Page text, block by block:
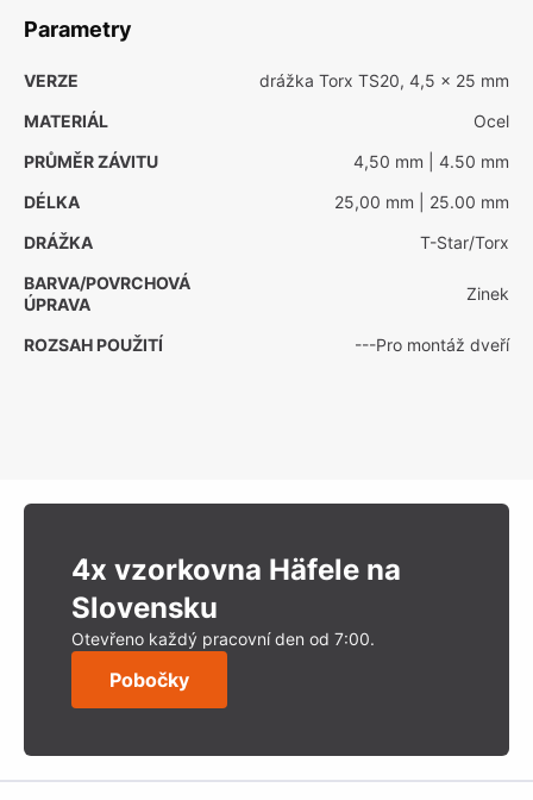
Parametry
VERZE
drážka Torx TS20, 4,5 x 25 mm
MATERIÁL
Ocel
PRŮMĚR ZÁVITU
4,50 mm | 4.50 mm
DÉLKA
25,00 mm | 25.00 mm
DRÁŽKA
T-Star/Torx
BARVA/POVRCHOVÁ
ÚPRAVA
Zinek
ROZSAH POUŽITÍ ---Pro montáž dveří
4x vzorkovna Häfele na
Slovensku
Otevřeno každý pracovní den od 7:00.
Pobočky